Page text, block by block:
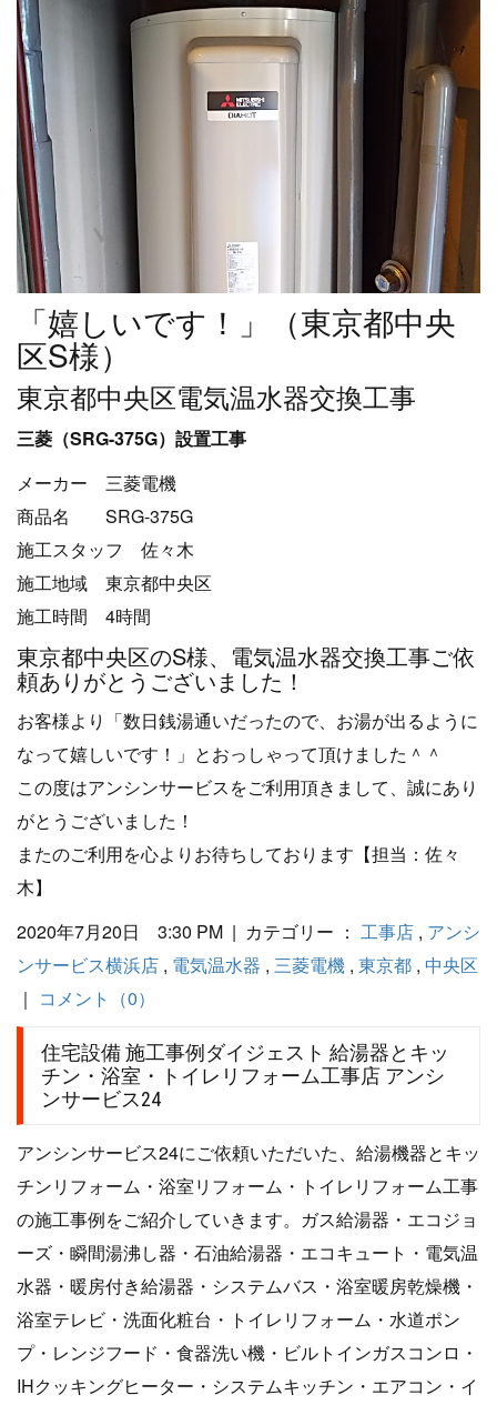
「嬉しいです！」（東京都中央
区S様）
東京都中央区電気温水器交換工事
三菱（SRG-375G）設置工事
メーカー 三菱電機
商品名 SRG-375G
施工スタッフ 佐々木
施工地域 東京都中央区
施工時間 4時間
東京都中央区のS様、電気温水器交換工事ご依
頼ありがとうございました！
お客様より「数日銭湯通いだったので、お湯が出るように
なって嬉しいです！」とおっしゃって頂けました＾＾
この度はアンシンサービスをご利用頂きまして、誠にあり
がとうございました！
またのご利用を心よりお待ちしております【担当：佐々
木】
2020年7月20日 3:30 PM | カテゴリー ： 工事店 , アンシ
ンサービス横浜店 , 電気温水器 , 三菱電機 , 東京都 , 中央区
｜ コメント（0）
住宅設備 施工事例ダイジェスト 給湯器とキッ
チン・浴室・トイレリフォーム工事店 アンシ
ンサービス24
アンシンサービス24にご依頼いただいた、給湯機器とキッ
チンリフォーム・浴室リフォーム・トイレリフォーム工事
の施工事例をご紹介していきます。ガス給湯器・エコジョ
ーズ・瞬間湯沸し器・石油給湯器・エコキュート・電気温
水器・暖房付き給湯器・システムバス・浴室暖房乾燥機・
浴室テレビ・洗面化粧台・トイレリフォーム・水道ポン
プ・レンジフード・食器洗い機・ビルトインガスコンロ・
IHクッキングヒーター・システムキッチン・エアコン・イ